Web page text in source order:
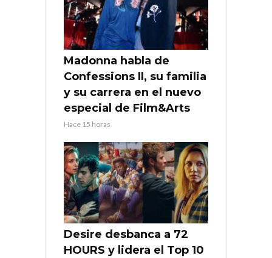
Madonna habla de
Confessions II, su familia
y su carrera en el nuevo
especial de Film&Arts
Hace 15 horas
Desire desbanca a 72
HOURS y lidera el Top 10